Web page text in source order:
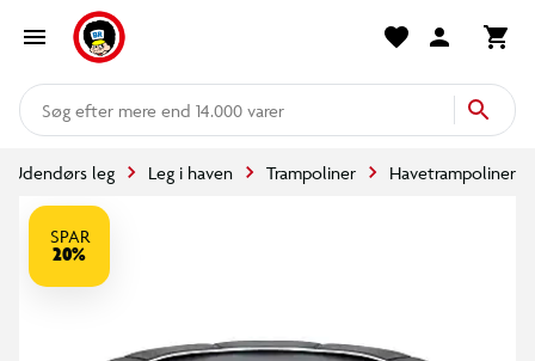
mere end 14.000 varer
Udendørs leg Leg i haven Trampoliner Havetrampoliner
SPAR
20%